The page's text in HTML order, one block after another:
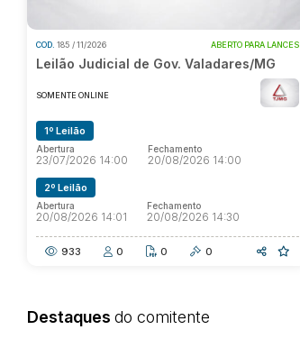
COD. 185 / 11/2026 ABERTO PARA LANCES
Leilão Judicial de Gov. Valadares/MG
SOMENTE ONLINE
1º Leilão
Abertura
23/07/2026 14:00
Fechamento
20/08/2026 14:00
2º Leilão
Abertura
20/08/2026 14:01
Fechamento
20/08/2026 14:30
933 0 0 0
Destaques do comitente